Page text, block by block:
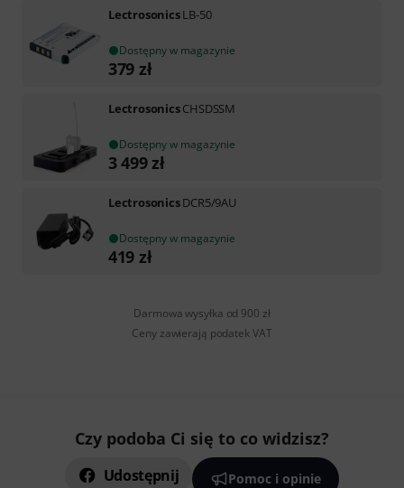
LectrosonicsLB-50
Dostępny w magazynie
379 zł
LectrosonicsCHSDSSM
Dostępny w magazynie
3 499zł
LectrosonicsDCR5/9AU
Dostępny w magazynie
419 zł
Darmowa wysyłka od 900 zł
Ceny zawierają podatek VAT
Czy podoba Ci się to co widzisz?
Udostępnij Pomoc i opinie